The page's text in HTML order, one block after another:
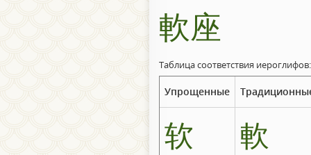
軟座
Таблица соответствия иероглифов:
Упрощенные
软 軟